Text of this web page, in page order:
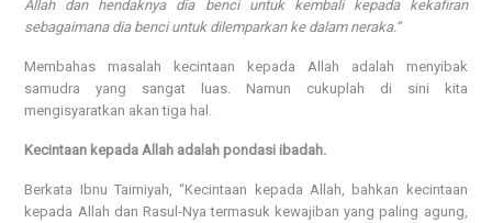
Allah dan hendaknya dia benci untuk kembali kepada kekafiran
sebagaimana dia benci untuk dilemparkan ke dalam neraka.”
Membahas masalah kecintaan kepada Allah adalah menyibak
samudra yang sangat luas. Namun cukuplah di sini kita
mengisyaratkan akan tiga hal.
Kecintaan kepada Allah adalah pondasi ibadah.
Berkata Ibnu Taimiyah, “Kecintaan kepada Allah, bahkan kecintaan
kepada Allah dan Rasul-Nya termasuk kewajiban yang paling agung,